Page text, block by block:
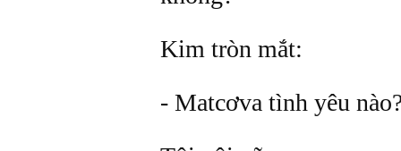
Kim tròn mắt:
- Matcơva tình yêu